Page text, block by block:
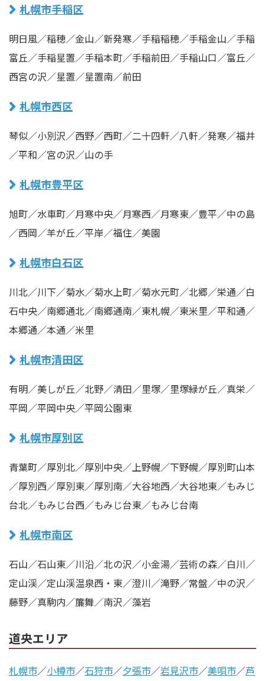
札幌市手稲区
明日風／稲穂／金山／新発寒／手稲稲穂／手稲金山／手稲
富丘／手稲星置／手稲本町／手稲前田／手稲山口／富丘／
西宮の沢／星置／星置南／前田
札幌市西区
琴似／小別沢／西野／西町／二十四軒／八軒／発寒／福井
／平和／宮の沢／山の手
札幌市豊平区
旭町／水車町／月寒中央／月寒西／月寒東／豊平／中の島
／西岡／羊が丘／平岸／福住／美園
札幌市白石区
川北／川下／菊水／菊水上町／菊水元町／北郷／栄通／白
石中央／南郷通北／南郷通南／東札幌／東米里／平和通／
本郷通／本通／米里
札幌市清田区
有明／美しが丘／北野／清田／里塚／里塚緑が丘／真栄／
平岡／平岡中央／平岡公園東
札幌市厚別区
青葉町／厚別北／厚別中央／上野幌／下野幌／厚別町山本
／厚別西／厚別東／厚別南／大谷地西／大谷地東／もみじ
台北／もみじ台西／もみじ台東／もみじ台南
札幌市南区
石山／石山東／川沿／北の沢／小金湯／芸術の森／白川／
定山渓／定山渓温泉西・東／澄川／滝野／常盤／中の沢／
藤野／真駒内／簾舞／南沢／藻岩
道央エリア
札幌市／小樽市／石狩市／夕張市／岩見沢市／美唄市／芦